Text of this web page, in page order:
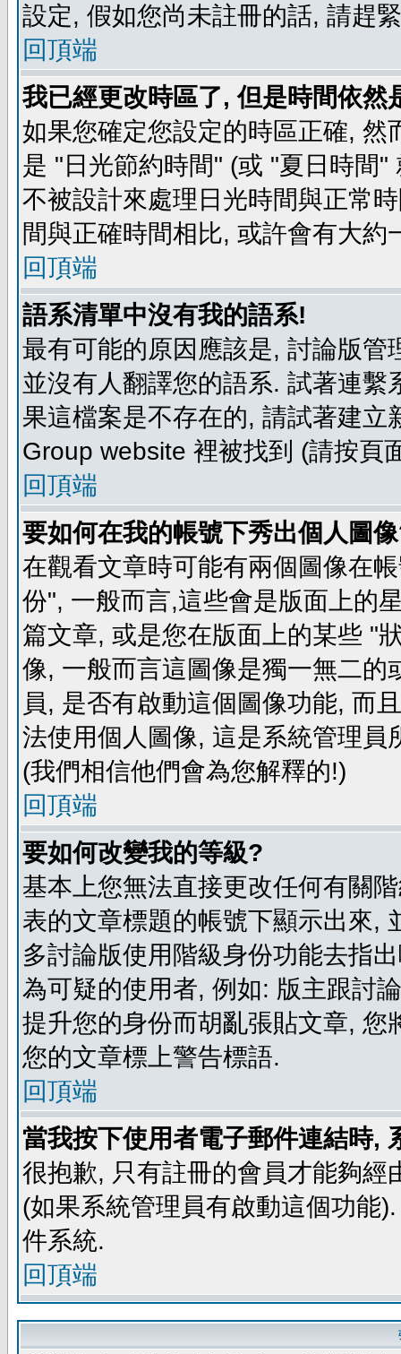
設定, 假如您尚未註冊的話, 請趕
回頂端
我已經更改時區了, 但是時間依然
如果您確定您設定的時區正確,
是 "日光節約時間" (或 "夏日時間
不被設計來處理日光時間與正常
間與正確時間相比, 或許會有大約
回頂端
語系清單中沒有我的語系!
最有可能的原因應該是, 討論版
並沒有人翻譯您的語系. 試著連
果這檔案是不存在的, 請試著建
Group website 裡被找到 (請按頁
回頂端
要如何在我的帳號下秀出個人圖
在觀看文章時可能有兩個圖像在
份", 一般而言,這些會是版面上的
篇文章, 或是您在版面上的某些 "
像, 一般而言這圖像是獨一無二
員, 是否有啟動這個圖像功能, 而
法使用個人圖像, 這是系統管理
(我們相信他們會為您解釋的!)
回頂端
要如何改變我的等級?
基本上您無法直接更改任何有關
表的文章標題的帳號下顯示出來,
多討論版使用階級身份功能去指
為可疑的使用者, 例如: 版主跟討
提升您的身份而胡亂張貼文章,
您的文章標上警告標語.
回頂端
當我按下使用者電子郵件連結時,
很抱歉, 只有註冊的會員才能夠
(如果系統管理員有啟動這個功能
件系統.
回頂端